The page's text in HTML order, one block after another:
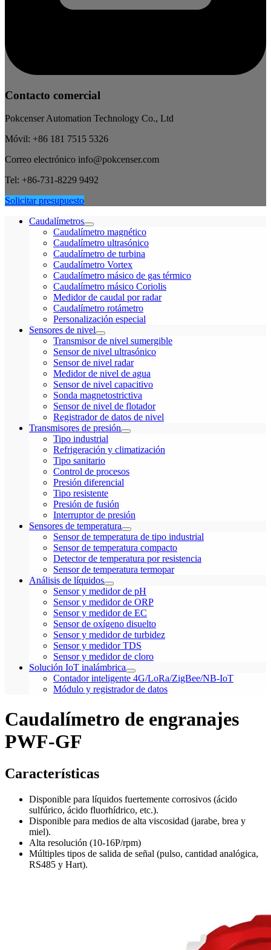
Contacto comercial
Pokcenser Automation Technology Co., Ltd
Móvil: +86 181 7515 5326
Correo electrónico info@pokcenser.com
Tel: +86-731-8229 9492
Solicitar presupuesto
Caudalímetros
Caudalímetro magnético
Caudalímetro ultrasónico
Caudalímetro de turbina
Caudalímetro Vortex
Caudalímetro másico de gas térmico
Caudalímetro másico Coriolis
Medidor de caudal por radar
Caudalímetro rotámetro
Personalización especial
Sensores de nivel
Transmisor de nivel sumergible
Sensor de nivel ultrasónico
Sensor de nivel radar
Medidor de nivel de agua
Sensor de nivel capacitivo
Sonda magnetostrictiva
Sensor de nivel de flotador
Registrador de datos de nivel
Transmisores de presión
Tipo industrial
Refrigeración y climatización
Tipo sanitario
Control de procesos
Presión diferencial
Tipo resistente
Presión de fusión
Interruptor de presión
Sensores de temperatura
Sensor de temperatura de tipo industrial
Sensor de temperatura compacto
Detector de temperatura por resistencia
Sensor de temperatura termopar
Análisis de líquidos
Sensor y medidor de pH
Sensor y medidor de ORP
Sensor y medidor de EC
Sensor de oxígeno disuelto
Sensor y medidor de turbidez
Sensor y medidor TDS
Sensor y medidor de cloro
Solución IoT inalámbrica
Contador inteligente 4G/LoRa/ZigBee/NB-IoT
Módulo y registrador de datos
Caudalímetro de engranajes
PWF-GF
Características
Disponible para líquidos fuertemente corrosivos (ácido
sulfúrico, ácido fluorhídrico, etc.).
Disponible para medios de alta viscosidad (jarabe, brea y
miel).
Alta resolución (10-16P/rpm)
Múltiples tipos de salida de señal (pulso, cantidad analógica,
RS485 y Hart).